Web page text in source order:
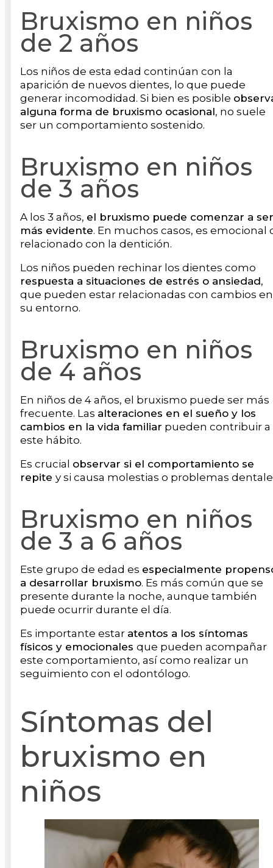
Bruxismo en niños
de 2 años
Los niños de esta edad continúan con la
aparición de nuevos dientes, lo que puede
generar incomodidad. Si bien es posible
alguna forma de bruxismo ocasional, no suele
ser un comportamiento sostenido.
Bruxismo en niños
de 3 años
A los 3 años, el bruxismo puede comenzar a ser
más evidente. En muchos casos, es emocional
relacionado con la dentición.
Los niños pueden rechinar los dientes como
respuesta a situaciones de estrés o ansiedad,
que pueden estar relacionadas con cambios en
su entorno.
Bruxismo en niños
de 4 años
En niños de 4 años, el bruxismo puede ser más
frecuente. Las alteraciones en el sueño y los
cambios en la vida familiar pueden contribuir a
este hábito.
Es crucial observar si el comportamiento se
repite y si causa molestias o problemas
Bruxismo en niños
de 3 a 6 años
Este grupo de edad es especialmente
a desarrollar bruxismo. Es más común que se
presente durante la noche, aunque también
puede ocurrir durante el día.
Es importante estar atentos a los síntomas
físicos y emocionales que pueden acompañar
este comportamiento, así como realizar un
seguimiento con el odontólogo.
Síntomas del
bruxismo en
niños